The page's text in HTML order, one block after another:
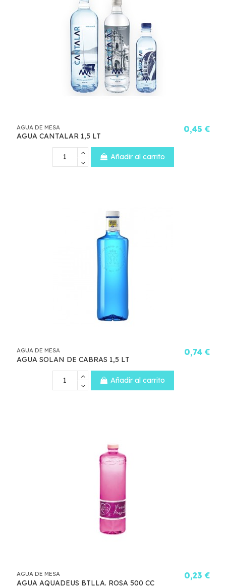
AGUA DE MESA
AGUA CANTALAR 1,5 LT
0,45 €
Añadir al carrito
AGUA DE MESA
AGUA SOLAN DE CABRAS 1,5 LT
0,74 €
Añadir al carrito
AGUA DE MESA
AGUA AQUADEUS BTLLA. ROSA 500 CC
0,23 €